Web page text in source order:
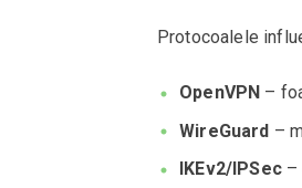
Protocoalele
OpenVPN –
WireGuard –
IKEv2/IPSec–